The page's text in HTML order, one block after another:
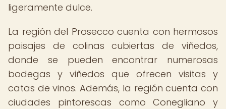
ligeramente dulce.
La región del Prosecco cuenta con hermosos
paisajes de colinas cubiertas de viñedos,
donde se pueden encontrar numerosas
bodegas y viñedos que ofrecen visitas y
catas de vinos. Además, la región cuenta con
ciudades pintorescas como Conegliano y